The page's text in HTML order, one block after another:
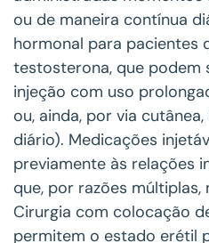
ou de maneira contínua
hormonal para pacientes
testosterona, que podem
injeção com uso
ou, ainda, por via
diário). Medicações
previamente às relações
que, por razões múltiplas,
Cirurgia com colocação
permitem o estado erétil